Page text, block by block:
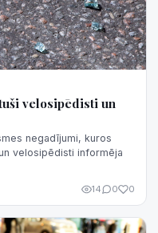
velosipēdisti un
negadījumi, kuros
velosipēdisti informēja
14 0 0